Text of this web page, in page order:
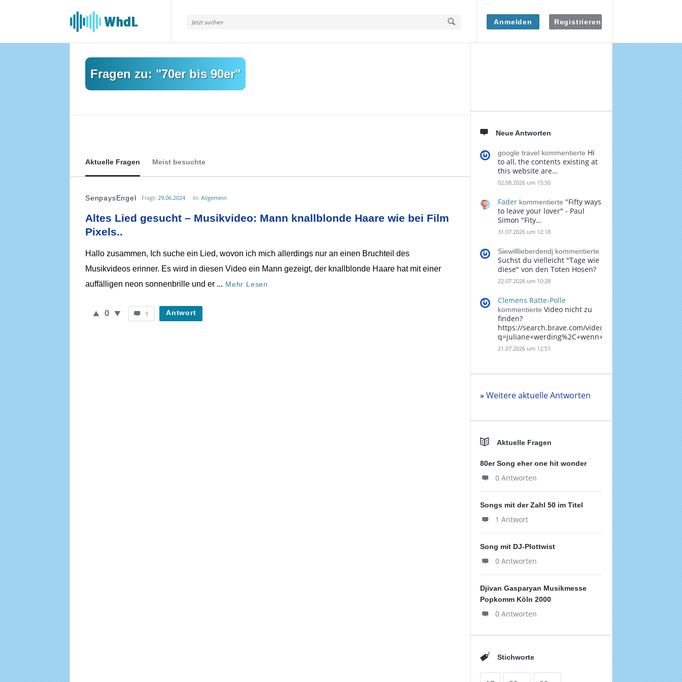
Anmelden Registrieren
Musikforum
von
Fragen zu: "70er bis 90er"
Aktuelle Fragen Meist besuchte
Musikforum
von
Neueste
Fragen
SenpaysEngel Fragt: 29.06.2024 In: Allgemein
Altes Lied gesucht – Musikvideo: Mann knallblonde Haare wie bei Film
Pixels..
Hallo zusammen, Ich suche ein Lied, wovon ich mich allerdings nur an einen Bruchteil des
Musikvideos erinner. Es wird in diesen Video ein Mann gezeigt, der knallblonde Haare hat mit einer
auffälligen neon sonnenbrille und er ... Mehr Lesen
0 1 Antwort
Seitenleiste
Neue Antworten
google travel kommentierte Hi
to all, the contents existing at
this website are…
02.08.2026 um 15:50
Fader kommentierte "Fifty ways
to leave your lover" - Paul
Simon "Fity…
31.07.2026 um 12:18
Siewilllieberdendj kommentierte
Suchst du vielleicht "Tage wie
diese" von den Toten Hosen?
22.07.2026 um 10:28
Clemens Ratte-Polle
kommentierte Video nicht zu
finden?
https://search.brave.com/videos?
21.07.2026 um 12:51
» Weitere aktuelle Antworten
Aktuelle Fragen
80er Song eher one hit wonder
0 Antworten
Songs mit der Zahl 50 im Titel
1 Antwort
Song mit DJ-Plottwist
0 Antworten
Djivan Gasparyan Musikmesse
Popkomm Köln 2000
0 Antworten
Stichworte